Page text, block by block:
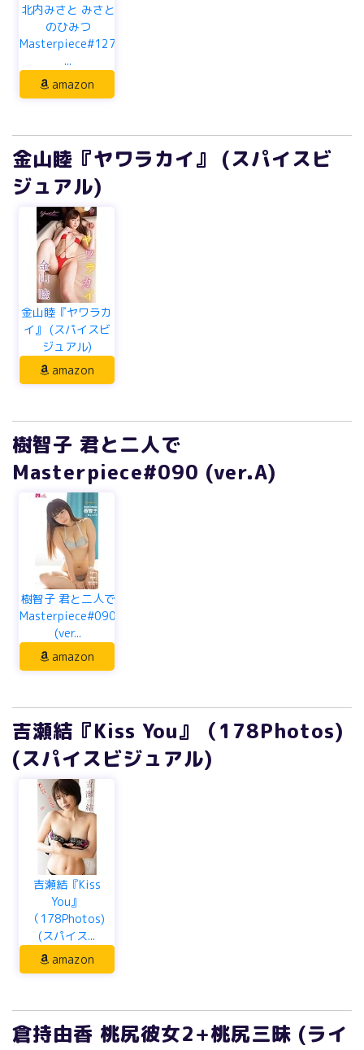
北内みさと みさと
のひみつ
Masterpiece#127
...
amazon
金山睦『ヤワラカイ』 (スパイスビ
ジュアル)
金山睦『ヤワラカ
イ』 (スパイスビ
ジュアル)
amazon
樹智子 君と二人で
Masterpiece#090 (ver.A)
樹智子 君と二人で
Masterpiece#090
(ver...
amazon
吉瀬結『Kiss You』（178Photos)
(スパイスビジュアル)
吉瀬結『Kiss
You』
（178Photos)
(スパイス...
amazon
倉持由香 桃尻彼女2+桃尻三昧 (ライ